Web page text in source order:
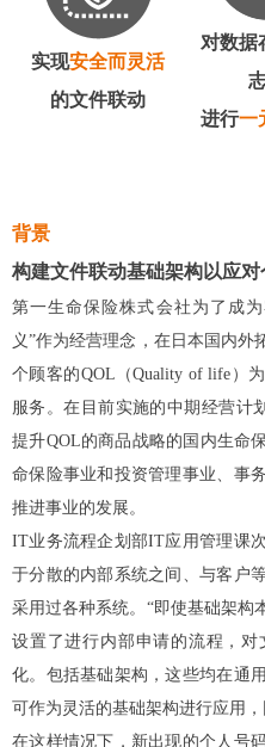
实现安全而灵活
的文件联动
对数据
进行一
背景
构建文件联动基础架构以应
第一生命保险株式会社为了成
义”作为经营理念，在日本国内
个顾客的QOL（Quality of life）
服务。在目前实施的中期经营计
提升QOL的商品战略的国内生命
命保险事业和投资管理事业、事
推进事业的发展。
IT业务流程企划部IT应用管理课
于分散的内部系统之间、与客户
采用过各种系统。“即使基础架构
设置了进行内部申请的流程，
化。包括基础架构，这些均在通
可作为灵活的基础架构进行应用
在这样情况下，新出现的个人号